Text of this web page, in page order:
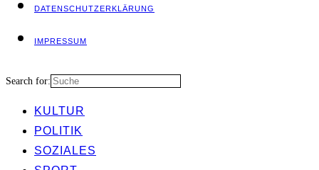
DATEN­SCHUTZ­ER­KLÄ­RUNG
IMPRES­SUM
Search for:
KUL­TUR
POLI­TIK
SOZIA­LES